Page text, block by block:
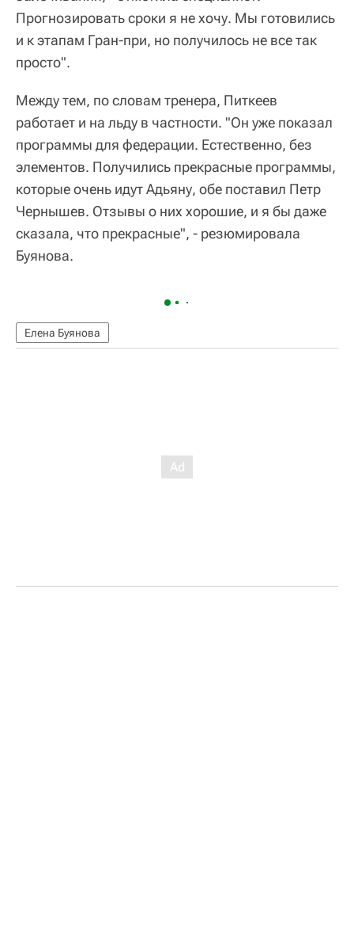
Прогнозировать сроки я не хочу. Мы готовились
и к этапам Гран-при, но получилось не все так
просто".
Между тем, по словам тренера, Питкеев
работает и на льду в частности. "Он уже показал
программы для федерации. Естественно, без
элементов. Получились прекрасные программы,
которые очень идут Адьяну, обе поставил Петр
Чернышев. Отзывы о них хорошие, и я бы даже
сказала, что прекрасные", - резюмировала
Буянова.
Елена Буянова